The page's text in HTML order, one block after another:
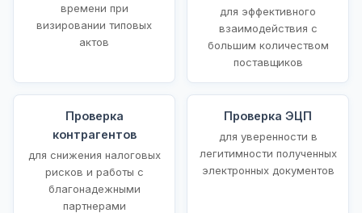
времени при
визировании типовых
актов
для эффективного
взаимодействия с
большим количеством
поставщиков
Проверка
контрагентов
для снижения налоговых
рисков и работы с
благонадежными
партнерами
Проверка ЭЦП
для уверенности в
легитимности полученных
электронных документов